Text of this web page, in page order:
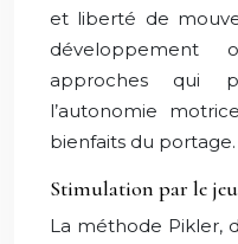
et liberté de
développement
approches qui
l’autonomie
bienfaits du portage.
Stimulation par le
La méthode Pikler,